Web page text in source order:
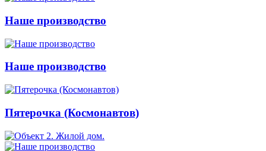
Наше производство
Наше производство
Пятерочка (Космонавтов)